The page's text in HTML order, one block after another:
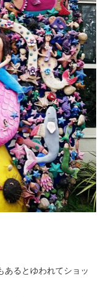
あるとゆわれてショッ